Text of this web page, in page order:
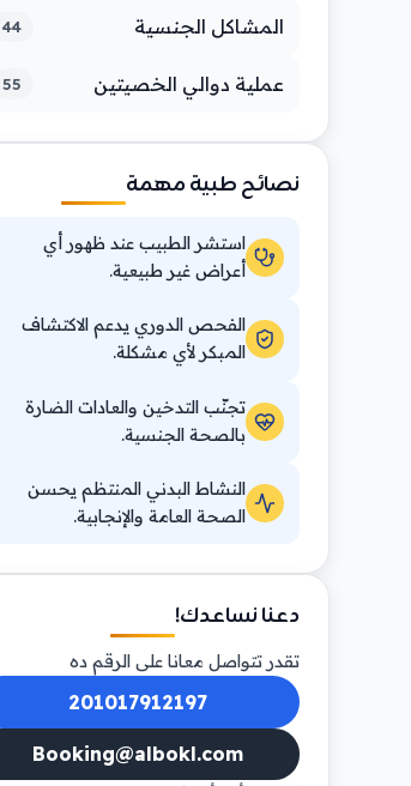
المشاكل الجنسية 44
عملية دوالي الخصيتين 55
نصائح طبية مهمة
استشر الطبيب عند ظهور أي
أعراض غير طبيعية.
الفحص الدوري يدعم الاكتشاف
المبكر لأي مشكلة.
تجنّب التدخين والعادات الضارة
بالصحة الجنسية.
النشاط البدني المنتظم يحسن
الصحة العامة والإنجابية.
دعنا نساعدك!
تقدر تتواصل معانا على الرقم ده
201017912197
Booking@albokl.com